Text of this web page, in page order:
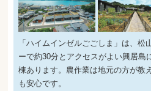
「ハイムインゼルごごしま」は、松
ーで約30分とアクセスがよい興居島
棟あります。農作業は地元の方が教
も安心です。